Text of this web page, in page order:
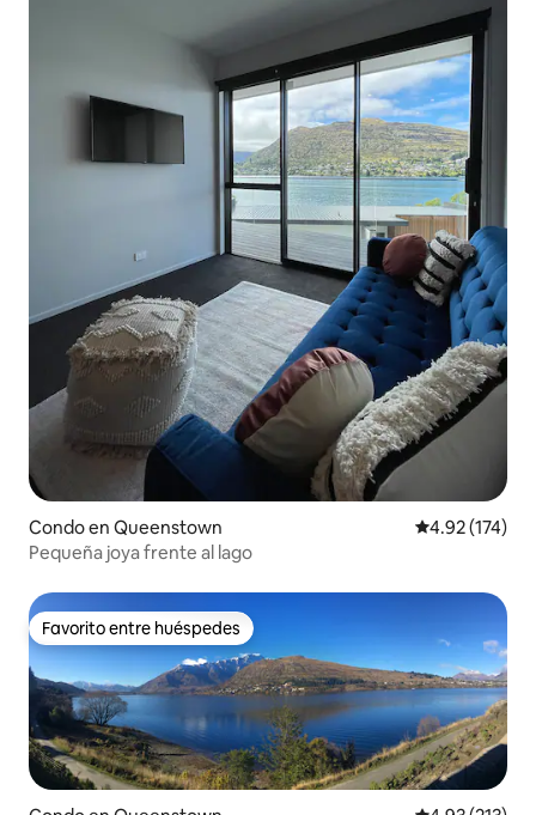
Condo en Queenstown Calificación
4.92 (174)
Pequeña joya frente al lago
Favorito entre huéspedes
Favorito entre huéspedes